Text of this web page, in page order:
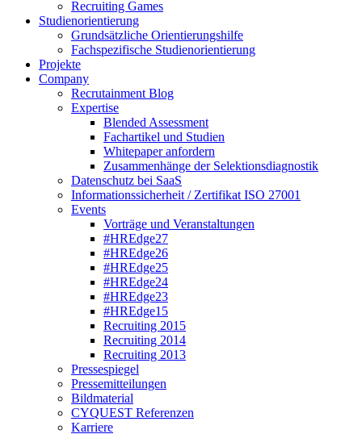
Recruiting Games
Studienorientierung
Grundsätzliche Orientierungshilfe
Fachspezifische Studienorientierung
Projekte
Company
Recrutainment Blog
Expertise
Blended Assessment
Fachartikel und Studien
Whitepaper anfordern
Zusammenhänge der Selektionsdiagnostik
Datenschutz bei SaaS
Informationssicherheit / Zertifikat ISO 27001
Events
Vorträge und Veranstaltungen
#HREdge27
#HREdge26
#HREdge25
#HREdge24
#HREdge23
#HREdge15
Recruiting 2015
Recruiting 2014
Recruiting 2013
Pressespiegel
Pressemitteilungen
Bildmaterial
CYQUEST Referenzen
Karriere